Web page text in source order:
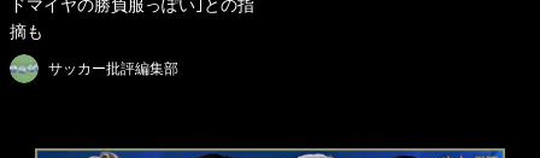
ドマイヤの勝負服っぽい｣との指
摘も
サッカー批評編集部